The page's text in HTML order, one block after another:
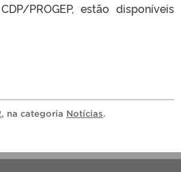
PROGEP, estão disponíveis
, na categoria Notícias.